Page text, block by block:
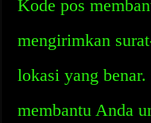
Kode pos
mengirimkan
lokasi yang
membantu Anda